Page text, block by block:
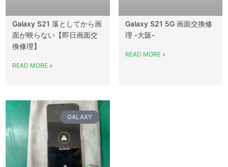
Galaxy S21 落としてから画
面が映らない【即日画面交
換修理】
READ MORE »
Galaxy S21 5G 画面交換修
理 -大阪-
READ MORE »
GALAXY